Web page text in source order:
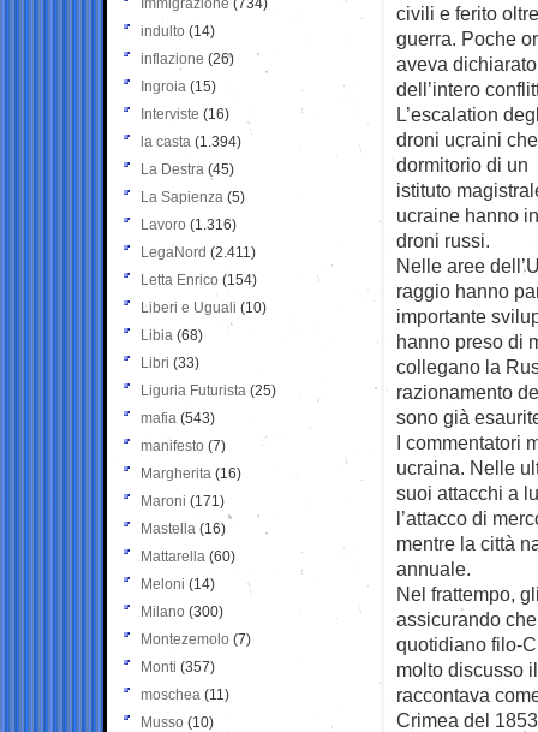
civili e ferito
guerra. Poche
aveva
dell’intero
L’escalation
droni ucraini
dormitorio di un
istituto
ucraine hanno
droni russi.
Nelle aree
raggio hanno
importante
hanno preso di
collegano la
razionamento
sono già
I commentatori
ucraina. Nelle
suoi attacchi a
l’attacco di
mentre la città
annuale.
Nel frattempo,
assicurando
quotidiano filo-
molto discusso
raccontava
Crimea del
Immigrazione (734)
indulto (14)
inflazione (26)
Ingroia (15)
Interviste (16)
la casta (1.394)
La Destra (45)
La Sapienza (5)
Lavoro (1.316)
LegaNord (2.411)
Letta Enrico (154)
Liberi e Uguali (10)
Libia (68)
Libri (33)
Liguria Futurista (25)
mafia (543)
manifesto (7)
Margherita (16)
Maroni (171)
Mastella (16)
Mattarella (60)
Meloni (14)
Milano (300)
Montezemolo (7)
Monti (357)
moschea (11)
Musso (10)